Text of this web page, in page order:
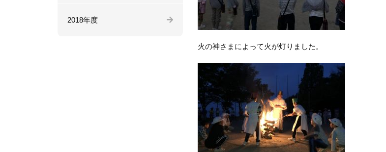
火の神さまによって火が灯りました。
2018年度